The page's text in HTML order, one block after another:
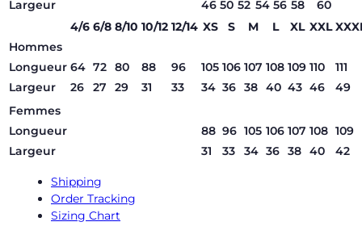
Largeur 46 50 52 54 56 58
60
4/6 6/8 8/10 10/12 12/14 XS S M L XL XXL
Hommes
Longueur 64 72 80 88 96 105 106 107 108 109 110
111
Largeur
26 27 29 31 33 34 36 38 40 43 46
49
Femmes
Longueur
88 96 105 106 107 108 109
Largeur
31 33 34 36 38 40 42
Shipping
Order Tracking
Sizing Chart